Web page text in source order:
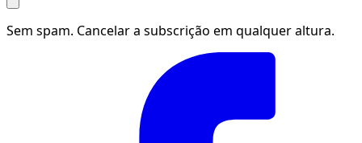
Sem spam. Cancelar a subscrição em qualquer altura.